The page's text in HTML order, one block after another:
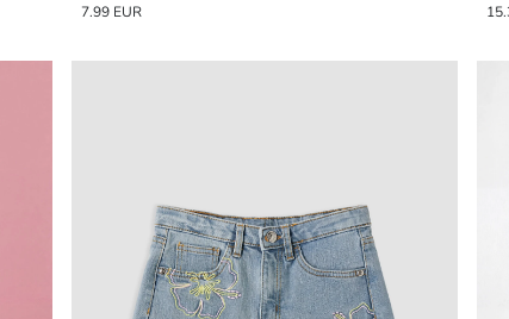
7.99 EUR